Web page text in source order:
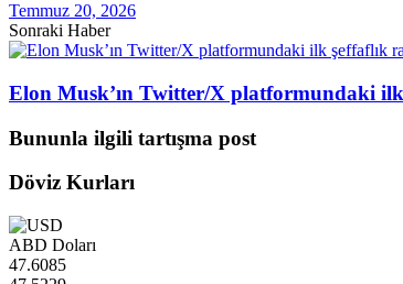
Temmuz 20, 2026
Sonraki Haber
Elon Musk’ın Twitter/X platformundaki ilk
Bununla ilgili tartışma post
Döviz Kurları
ABD Doları
47.6085